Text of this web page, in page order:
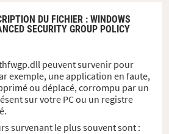
DU FICHIER : WINDOWS
SECURITY GROUP POLICY
peuvent survenir pour
exemple, une application en faute,
ou déplacé, corrompu par un
sur votre PC ou un registre
survenant le plus souvent sont :